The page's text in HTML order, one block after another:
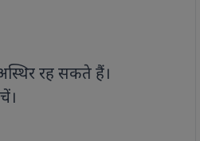
रह सकते हैं।